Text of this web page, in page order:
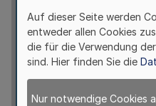
Auf dieser Seite werden
entweder allen Cookies
die für die Verwendung
sind. Hier finden Sie die
Nur notwendige Cookies